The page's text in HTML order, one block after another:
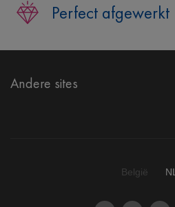
Perfect afgewerkt
Andere sites
België NL